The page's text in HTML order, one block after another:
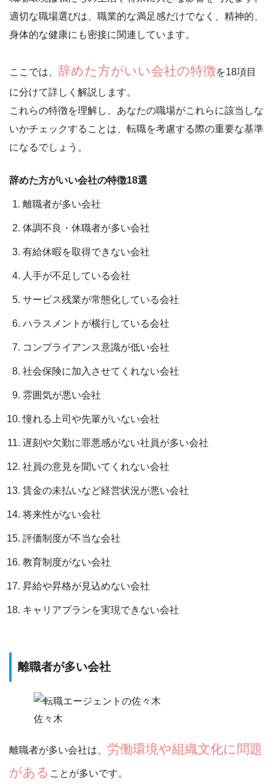
適切な職場選びは、職業的な満足感だけでなく、精神的、
身体的な健康にも密接に関連しています。
ここでは、 辞めた方がいい会社の特徴を18項目
に分けて詳しく解説します。
これらの特徴を理解し、あなたの職場がこれらに該当しな
いかチェックすることは、 転職を考慮する際の重要な基準
になるでしょう。
辞めた方がいい会社の特徴18選
離職者が多い会社
体調不良・休職者が多い会社
有給休暇を取得できない会社
人手が不足している会社
サービス残業が常態化している会社
ハラスメントが横行している会社
コンプライアンス意識が低い会社
社会保険に加入させてくれない会社
雰囲気が悪い会社
憧れる上司や先輩がいない会社
遅刻や欠勤に罪悪感がない社員が多い会社
社員の意見を聞いてくれない会社
賃金の未払いなど経営状況が悪い会社
将来性がない会社
評価制度が不当な会社
教育制度がない会社
昇給や昇格が見込めない会社
キャリアプランを実現できない会社
離職者が多い会社
佐々木
離職者が多い会社は、 労働環境や組織文化に問題
がある ことが多いです。